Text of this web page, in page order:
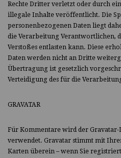
Rechte Dritter verletzt oder durch
illegale Inhalte veröffentlicht. Die
personenbezogenen Daten liegt
die Verarbeitung Verantwortlichen,
Verstoßes entlasten kann. Diese
Daten werden nicht an Dritte
Übertragung ist gesetzlich
Verteidigung des für die
GRAVATAR
Für Kommentare wird der Gravatar-
verwendet. Gravatar stimmt mit
Karten überein – wenn Sie